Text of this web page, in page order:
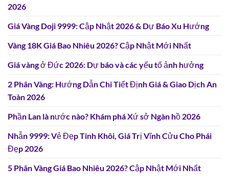
2026
Giá Vàng Doji 9999: Cập Nhật 2026 & Dự Báo Xu Hướng
Vàng 18K Giá Bao Nhiêu 2026? Cập Nhật Mới Nhất
Giá vàng ở Đức 2026: Dự báo và các yếu tố ảnh hưởng
2 Phân Vàng: Hướng Dẫn Chi Tiết Định Giá & Giao Dịch An
Toàn 2026
Phần Lan là nước nào? Khám phá Xứ sở Ngàn hồ 2026
Nhẫn 9999: Vẻ Đẹp Tinh Khôi, Giá Trị Vĩnh Cửu Cho Phái
Đẹp 2026
5 Phân Vàng Giá Bao Nhiêu 2026? Cập Nhật Mới Nhất